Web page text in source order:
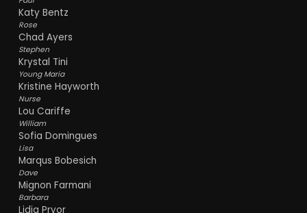
Katy Bentz
Rose
Chad Ayers
Stephen
Krystal Tini
Young Maria
Kristine Hayworth
Nurse
Lou Cariffe
William
Sofia Domingues
Lisa
Marqus Bobesich
Dave
Mignon Farmani
Barbara
Lidia Pryor